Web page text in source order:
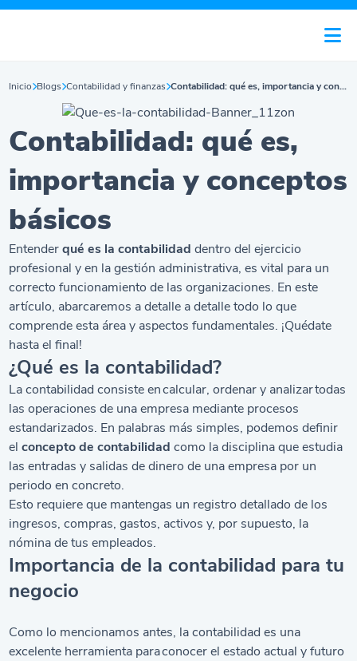
Inicio Blogs Contabilidad y finanzas Contabilidad: qué es, importancia y conceptos básicos
Contabilidad: qué es,
importancia y conceptos
básicos
Entenderqué es la contabilidad dentro del ejercicio
profesional y en la gestión administrativa, es vital para un
correcto funcionamiento de las organizaciones. En este
artículo, abarcaremos a detalle a detalle todo lo que
comprende esta área y aspectos fundamentales. ¡Quédate
hasta el final!
¿Qué es la contabilidad?
La contabilidad consiste en calcular, ordenar y analizar todas
las operaciones de una empresa mediante procesos
estandarizados. En palabras más simples, podemos definir
elconcepto de contabilidadcomo la disciplina que estudia
las entradas y salidas de dinero de una empresa por un
periodo en concreto.
Esto requiere que mantengas un registro detallado de los
ingresos, compras, gastos, activos y, por supuesto, la
nómina de tus empleados.
Importancia de la contabilidad para tu
negocio
Como lo mencionamos antes, la contabilidad es una
excelente herramienta para conocer el estado actual y futuro